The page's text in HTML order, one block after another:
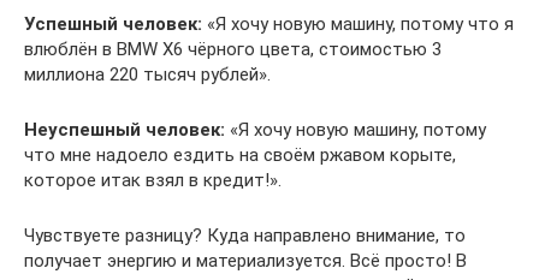
Успешный человек: «Я хочу новую машину, потому что я
влюблён в BMW X6 чёрного цвета, стоимостью 3
миллиона 220 тысяч рублей».
Неуспешный человек: «Я хочу новую машину, потому
что мне надоело ездить на своём ржавом корыте,
которое итак взял в кредит!».
Чувствуете разницу? Куда направлено внимание, то
получает энергию и материализуется. Всё просто! В